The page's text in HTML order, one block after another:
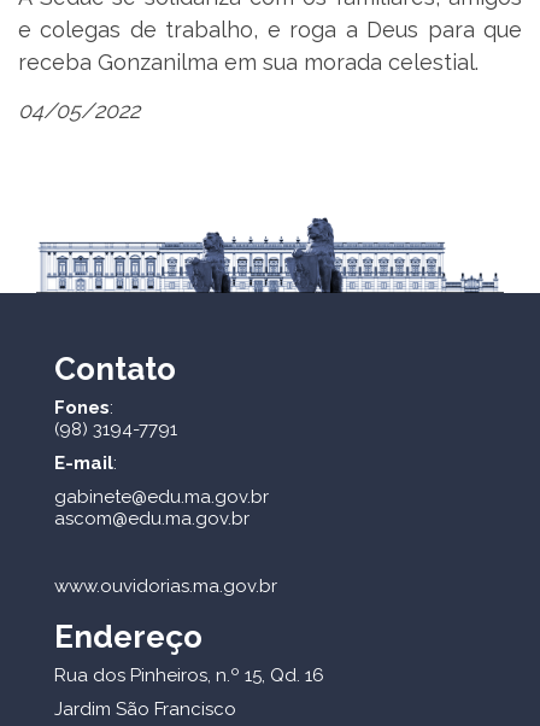
e colegas de trabalho, e roga a Deus para que
receba Gonzanilma em sua morada celestial.
04/05/2022
Contato
Fones:
(98) 3194-7791
E-mail:
gabinete@edu.ma.gov.br
ascom@edu.ma.gov.br
www.ouvidorias.ma.gov.br
Endereço
Rua dos Pinheiros, n.º 15, Qd. 16
Jardim São Francisco